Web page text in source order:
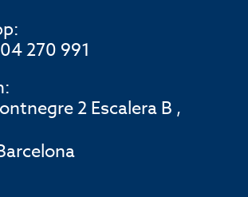
270 991
2 Escalera B ,